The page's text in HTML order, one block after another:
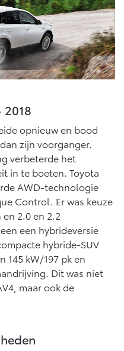
opnieuw en bood
zijn voorganger.
verbeterde het
in te boeten. Toyota
AWD-technologie
Control. Er was keuze
2.0 en 2.2
een hybrideversie
hybride-SUV
145 kW/197 pk en
Dit was niet
maar ook de